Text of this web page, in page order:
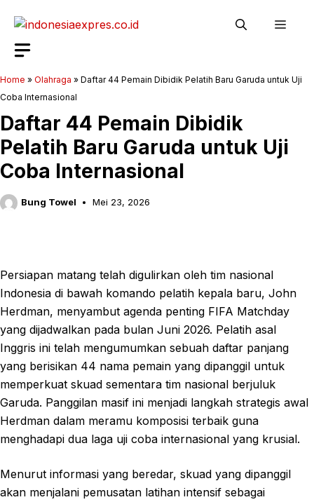
Home » Olahraga » Daftar 44 Pemain Dibidik Pelatih Baru Garuda untuk Uji
Coba Internasional
Daftar 44 Pemain Dibidik
Pelatih Baru Garuda untuk Uji
Coba Internasional
Bung Towel Mei 23, 2026
Persiapan matang telah digulirkan oleh tim nasional
Indonesia di bawah komando pelatih kepala baru, John
Herdman, menyambut agenda penting FIFA Matchday
yang dijadwalkan pada bulan Juni 2026. Pelatih asal
Inggris ini telah mengumumkan sebuah daftar panjang
yang berisikan 44 nama pemain yang dipanggil untuk
memperkuat skuad sementara tim nasional berjuluk
Garuda. Panggilan masif ini menjadi langkah strategis awal
Herdman dalam meramu komposisi terbaik guna
menghadapi dua laga uji coba internasional yang krusial.
Menurut informasi yang beredar, skuad yang dipanggil
akan menjalani pemusatan latihan intensif sebagai